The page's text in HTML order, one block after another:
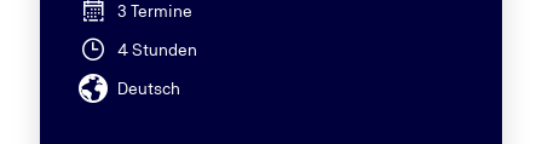
3 Termine
4 Stunden
Deutsch